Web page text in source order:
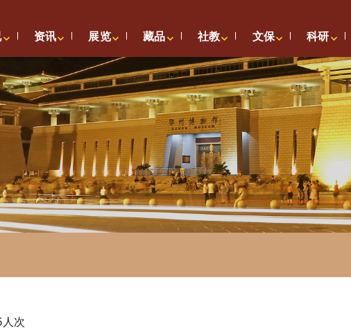
资讯 展览 藏品 社教 文保 科研
次